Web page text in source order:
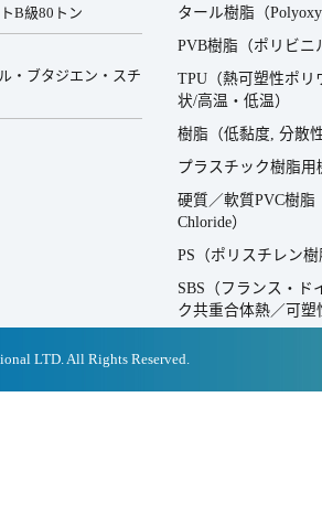
B級80トン
・ブタジエン・スチ
タール樹脂（
PVB樹脂（ポリビニ
TPU（熱可塑性ポリ
状/高温・低温）
樹脂（低黏度, 分散
プラスチック樹脂用
硬質／軟質PVC樹脂
Chloride）
PS（ポリスチレン樹
SBS（フランス・ド
ク共重合体熱／可
LTD. All Rights Reserved.